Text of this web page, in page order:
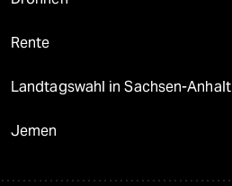
Rente
Landtagswahl in Sachsen-Anhalt
Jemen